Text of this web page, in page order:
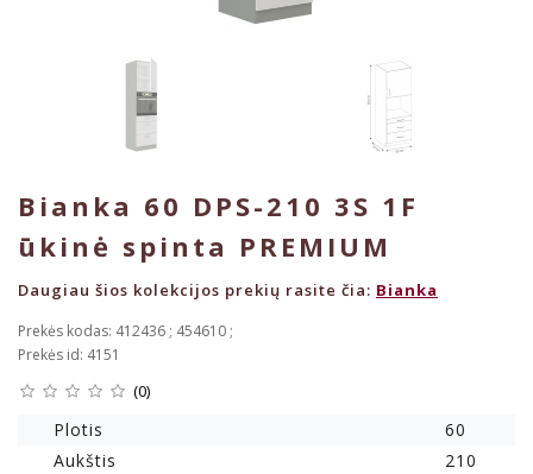
Bianka 60 DPS-210 3S 1F
ūkinė spinta PREMIUM
Daugiau šios kolekcijos prekių rasite čia: Bianka
Prekės kodas: 412436 ; 454610 ;
Prekės id: 4151
(0)
Plotis
60
Aukštis
210